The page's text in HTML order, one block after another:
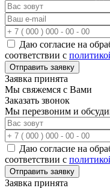
Даю согласие на
соответствии с
Отправить заявку
Заявка принята
Мы свяжемся с Вами
Заказать звонок
Мы перезвоним и
Даю согласие на
соответствии с
Отправить заявку
Заявка принята